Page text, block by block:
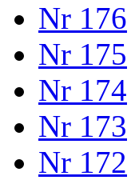
Nr 176
Nr 175
Nr 174
Nr 173
Nr 172